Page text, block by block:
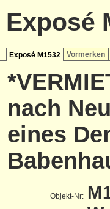
Exposé
Exposé M1532 Vormerken
nach
eines
Objekt-Nr: